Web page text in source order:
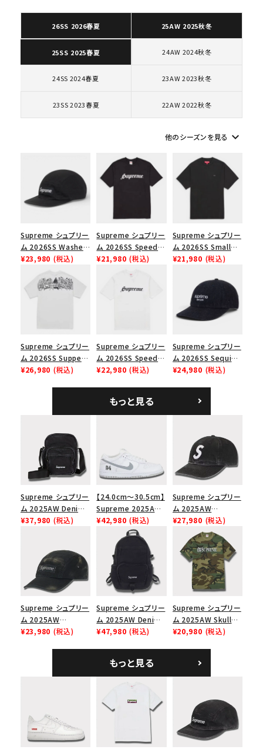
キーワードから探す
人気ワード 2026SS
Tシャツ・ロングスリーブ
ショルダー・ウエストバッグ
ボックスロゴ ブラックスウェット
カテゴリーから探す
コラボレーションブランドから探す
シーズンから探す
並び順
価格から探す
円 ～
円
在庫のない商品を表示する
絞り込んで検索する
26SS 2026春夏 25AW 2025秋冬
25SS 2025春夏 24AW 2024秋冬
24SS 2024春夏 23AW 2023秋冬
23SS 2023春夏 22AW 2022秋冬
他のシーズンを見る keyboard_arrow_down
Supreme シュプリー
ム 2026SS Washed
Chino Twill Camp
Cap ウォッシュド チ
ノツイル キャンプキャ
ップ ブラック
¥23,980 (税込)
Supreme シュプリー
ム 2026SS Speed
Tee スピードTシャツ
¥21,980 (税込)
Supreme シュプリー
ム 2026SS Small
Box Tee スモールボ
¥21,980 (税込)
Supreme シュプリー
ム 2026SS Supper
Tee サパーTシャツ
¥26,980 (税込)
Supreme シュプリー
ム 2026SS Speed
Tee スピードTシャツ
¥22,980 (税込)
Supreme シュプリー
ム 2026SS Sequin
Denim Classic
シックロゴ 6パネルキ
ャップ ブラック
¥24,980 (税込)
もっと見る
Supreme シュプリー
ム 2025AW Denim
Shoulder Bag デニ
¥37,980 (税込)
【24.0cm～30.5cm】
Supreme 2025AW
Nike SB Dunk Low
ナイキ SB ダンク ロ
ー スニーカー ホワイ
¥42,980 (税込)
Supreme シュプリー
ム 2025AW
Pigment Coated
2-Tone S Logo 6-
Panel Cap ピグメン
トコーテッド 2トーン
エスロゴ 6パネルキャ
ップ ブラック
¥27,980 (税込)
Supreme シュプリー
ム 2025AW
Overdyed Camp
¥23,980 (税込)
Supreme シュプリー
ム 2025AW Denim
Backpack デニム バ
¥47,980 (税込)
Supreme シュプリー
ム 2025AW Skull
Tee スカル Tシャ
¥20,980 (税込)
もっと見る